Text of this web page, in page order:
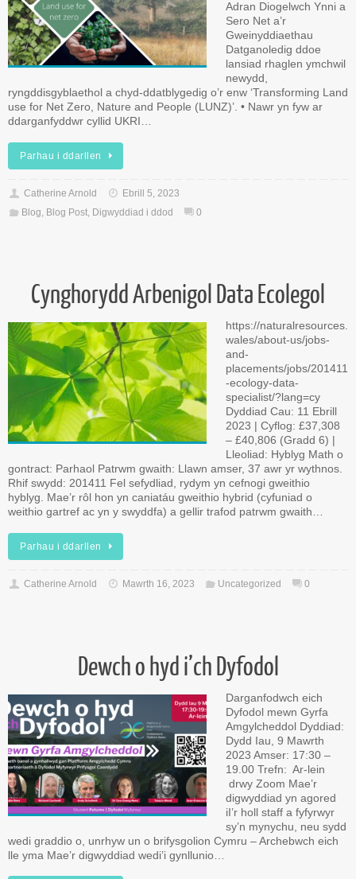
Adran Diogelwch Ynni a
Sero Net a’r
Gweinyddiaethau
Datganoledig ddoe
lansiad rhaglen ymchwil
newydd,
ryngddisgyblaethol a chyd-ddatblygedig o’r enw ‘Transforming Land
use for Net Zero, Nature and People (LUNZ)’. • Nawr yn fyw ar
ddarganfyddwr cyllid UKRI…
Parhau i ddarllen
Catherine Arnold
Ebrill 5, 2023
Blog, Blog Post, Digwyddiad i ddod 0
Cynghorydd Arbenigol Data Ecolegol
https://naturalresources.
wales/about-us/jobs-
and-
placements/jobs/201411
-ecology-data-
specialist/?lang=cy
Dyddiad Cau: 11 Ebrill
2023 | Cyflog: £37,308
– £40,806 (Gradd 6) |
Lleoliad: Hyblyg Math o
gontract: Parhaol Patrwm gwaith: Llawn amser, 37 awr yr wythnos.
Rhif swydd: 201411 Fel sefydliad, rydym yn cefnogi gweithio
hyblyg. Mae’r rôl hon yn caniatáu gweithio hybrid (cyfuniad o
weithio gartref ac yn y swyddfa) a gellir trafod patrwm gwaith…
Parhau i ddarllen
Catherine Arnold Mawrth 16, 2023 Uncategorized 0
Dewch o hyd i’ch Dyfodol
Darganfodwch eich
Dyfodol mewn Gyrfa
Amgylcheddol Dyddiad:
Dydd Iau, 9 Mawrth
2023 Amser: 17:30 –
19.00 Trefn: Ar-lein
drwy Zoom Mae’r
digwyddiad yn agored
iI’r holl staff a fyfyrwyr
sy’n mynychu, neu sydd
wedi graddio o, unrhyw un o brifysgolion Cymru – Archebwch eich
lle yma Mae’r digwyddiad wedi’i gynllunio…